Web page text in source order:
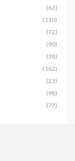
(63)
(110)
(72)
(90)
(38)
(162)
(23)
(98)
(77)